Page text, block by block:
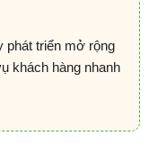
phát triển mở rộng
khách hàng nhanh